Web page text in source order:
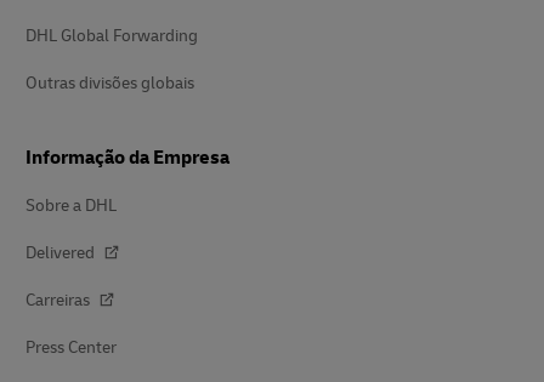
DHL Global Forwarding
Outras divisões globais
Informação da Empresa
Sobre a DHL
Delivered
Carreiras
Press Center